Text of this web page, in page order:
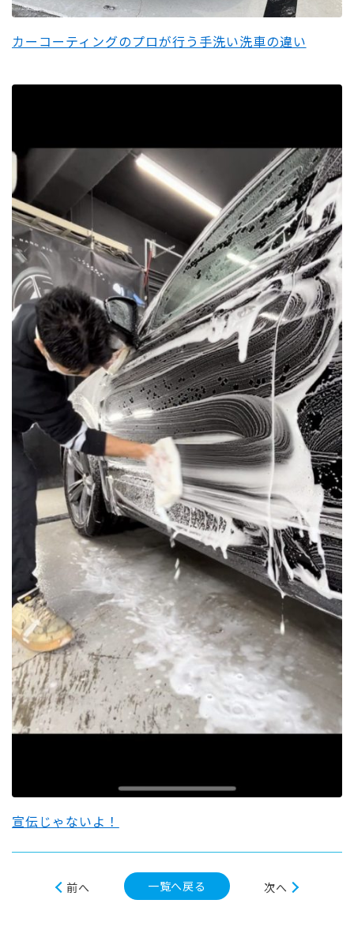
カーコーティングのプロが行う手洗い洗車の違い
宣伝じゃないよ！
前へ 次へ
一覧へ戻る